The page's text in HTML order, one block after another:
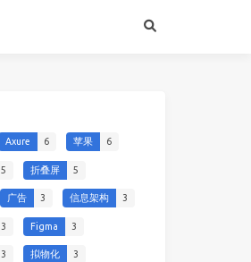
Axure 6 苹果 6
5 折叠屏 5
广告 3 信息架构 3
3 Figma 3
3 拟物化 3